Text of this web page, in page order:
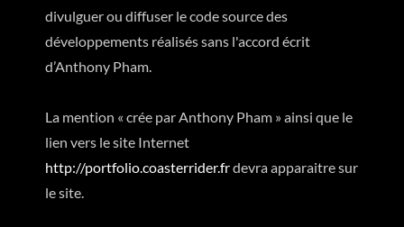
divulguer ou diffuser le code source des
développements réalisés sans l'accord écrit
d’Anthony Pham.
La mention « crée par Anthony Pham » ainsi que le
lien vers le site Internet
http://portfolio.coasterrider.frdevra apparaitre sur
le site.